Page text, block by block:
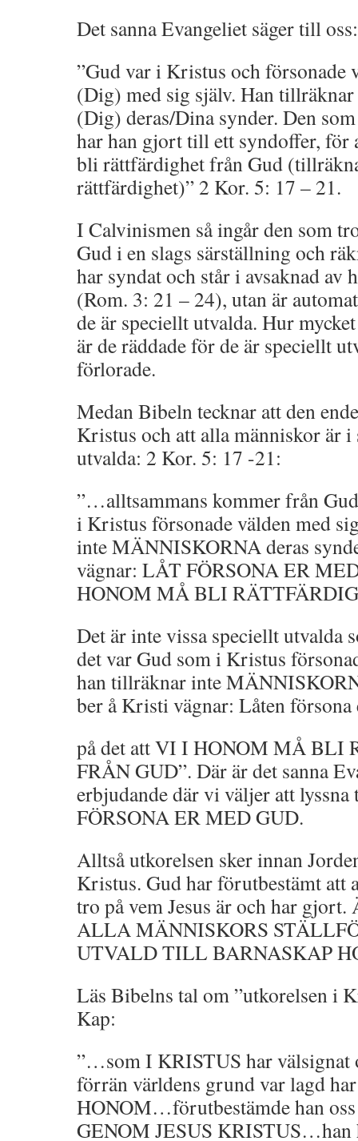
Det sanna Evangeliet säger till oss:
”Gud var i Kristus och försonade
(Dig) med sig själv. Han
(Dig) deras/Dina synder. Den
har han gjort till ett syndoffer, för
bli rättfärdighet från Gud
rättfärdighet)” 2 Kor. 5: 17 – 21.
I Calvinismen så ingår den som
Gud i en slags särställning och
har syndat och står i avsaknad av
(Rom. 3: 21 – 24), utan är
de är speciellt utvalda. Hur
är de räddade för de är speciellt
förlorade.
Medan Bibeln tecknar att den
Kristus och att alla människor är
utvalda: 2 Kor. 5: 17 -21:
”…alltsammans kommer från
i Kristus försonade välden med
inte MÄNNISKORNA deras
vägnar: LÅT FÖRSONA ER
HONOM MÅ BLI
Det är inte vissa speciellt utvalda
det var Gud som i Kristus
han tillräknar inte
ber å Kristi vägnar: Låten
på det att VI I HONOM MÅ BLI
FRÅN GUD”. Där är det sanna
erbjudande där vi väljer att
FÖRSONA ER MED GUD.
Alltså utkorelsen sker innan
Kristus. Gud har förutbestämt att
tro på vem Jesus är och har
ALLA MÄNNISKORS
UTVALD TILL BARNASKAP
Läs Bibelns tal om ”utkorelsen i
Kap:
”…som I KRISTUS har
förrän världens grund var lagd
HONOM…förutbestämde han
GENOM JESUS KRISTUS…han